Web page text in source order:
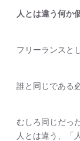
人とは違う何か
フリーランスと
誰と同じである
むしろ同じだっ
人とは違う、「